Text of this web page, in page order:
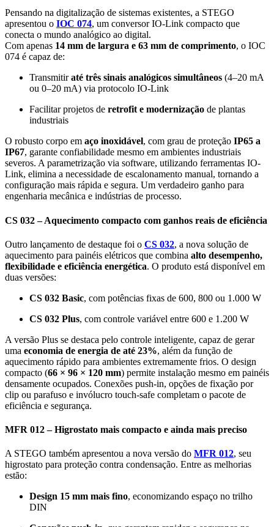
Pensando na digitalização de sistemas existentes, a STEGO
apresentou o IOC 074, um conversor IO-Link compacto que
conecta o mundo analógico ao digital.
Com apenas 14 mm de largura e 63 mm de comprimento, o IOC
074 é capaz de:
Transmitiraté três sinais analógicos simultâneos (4–20 mA
ou 0–20 mA) via protocolo IO-Link
Facilitar projetos de retrofit e modernização de plantas
industriais
O robusto corpo em aço inoxidável, com grau de proteção IP65 a
IP67, garante confiabilidade mesmo em ambientes industriais
severos. A parametrização via software, utilizando ferramentas IO-
Link, elimina a necessidade de escalonamento manual, tornando a
configuração mais rápida e segura. Um verdadeiro ganho para
engenharia mecânica e indústrias de processo.
CS 032 – Aquecimento compacto com ganhos reais de eficiência
Outro lançamento de destaque foi o CS 032, a nova solução de
aquecimento para painéis elétricos que combina alto desempenho,
flexibilidade e eficiência energética. O produto está disponível em
duas versões:
CS 032 Basic, com potências fixas de 600, 800 ou 1.000 W
CS 032 Plus, com controle variável entre 600 e 1.200 W
A versão Plus se destaca pelo controle inteligente, capaz de gerar
uma economia de energia de até 23%, além da função de
aquecimento rápido para ambientes extremamente frios. O design
compacto (66 × 96 × 120 mm) permite instalação mesmo em painéis
densamente ocupados. Conexões push-in, opções de fixação por
clip ou parafuso e invólucro touch-safe completam o pacote de
eficiência e segurança.
MFR 012 – Higrostato mais compacto e ainda mais preciso
A STEGO também apresentou a nova versão do MFR 012, seu
higrostato para proteção contra condensação. Entre as melhorias
estão:
Design 15 mm mais fino, economizando espaço no trilho
DIN